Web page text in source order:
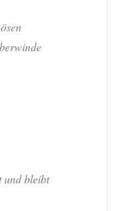
und bleibt